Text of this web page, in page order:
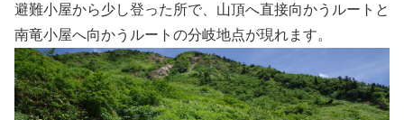
避難小屋から少し登った所で、山頂へ直接向かうルートと
南竜小屋へ向かうルートの分岐地点が現れます。